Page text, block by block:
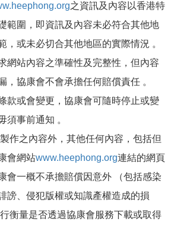
之資訊及內容以香港特
範圍，即資訊及內容未必符合其他地
，或未必切合其他地區的實際情況 。
網站內容之準確性及完整性，但內容
，協康會不會承擔任何賠償責任 。
款或會變更，協康會可隨時停止或變
須事前通知 。
作之內容外，其他任何內容，包括但
會網站www.heephong.org連結的網頁
會一概不承擔賠償因意外 （包括感染
謗、侵犯版權或知識產權造成的損
衡量是否透過協康會服務下載或取得